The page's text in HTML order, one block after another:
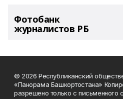
Фотобанк
журналистов РБ
© 2026 Республиканский
«Панорама Башкортостана»
разрешено только с письменного